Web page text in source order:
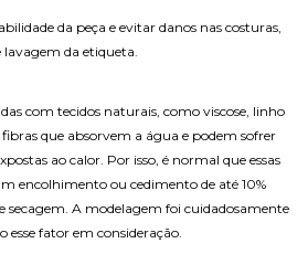
da peça e evitar danos nas costuras,
lavagem da etiqueta.
com tecidos naturais, como viscose, linho
que absorvem a água e podem sofrer
ao calor. Por isso, é normal que essas
encolhimento ou cedimento de até 10%
secagem. A modelagem foi cuidadosamente
esse fator em consideração.